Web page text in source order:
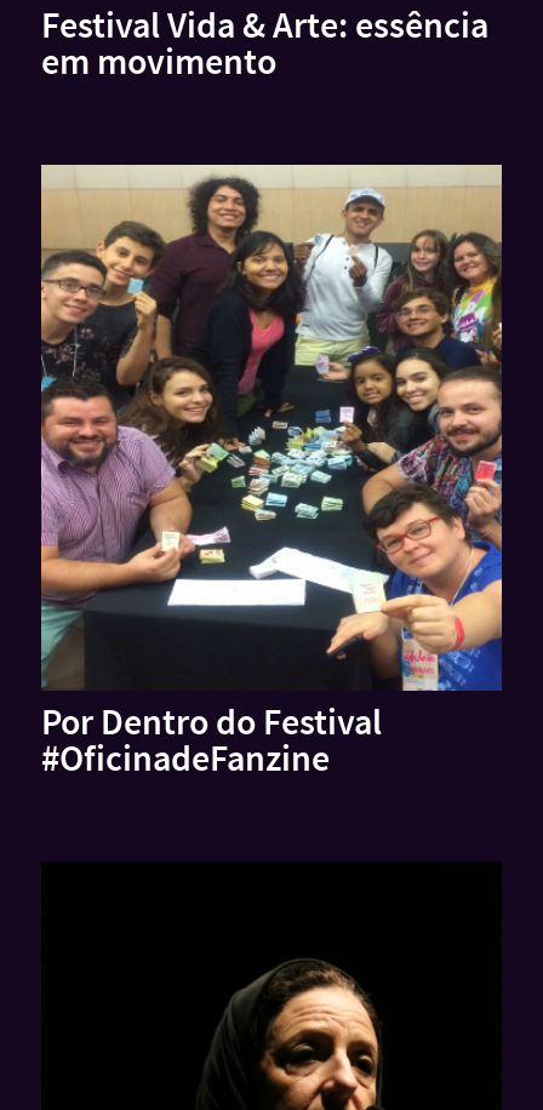
Festival Vida & Arte: essência
em movimento
Por Dentro do Festival
#OficinadeFanzine